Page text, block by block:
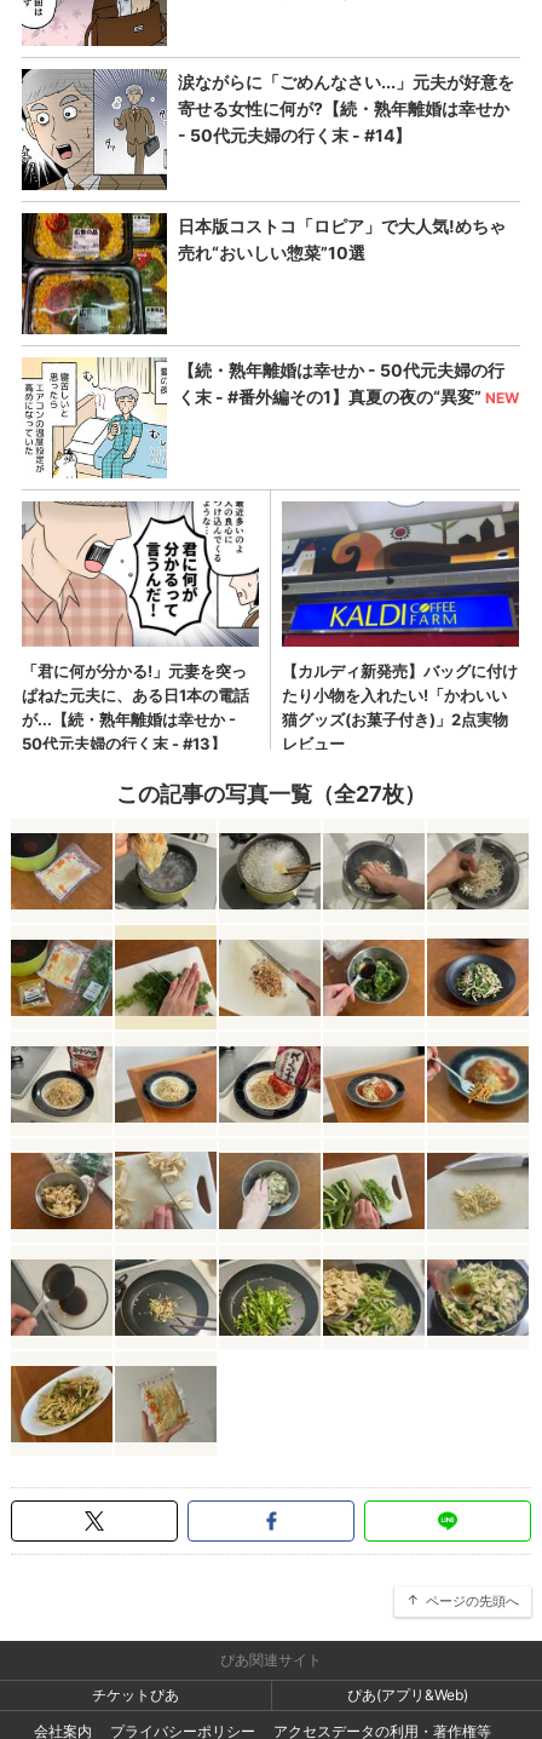
この記事の写真一覧（全27枚）
ページの先頭へ
ぴあ関連サイト
チケットぴあ
ぴあ(アプリ&Web)
会社案内
プライバシーポリシー アクセスデータの利用・著作権等